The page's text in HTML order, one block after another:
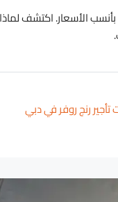
الأسعار. اكتشف
رنج روفر في دبي